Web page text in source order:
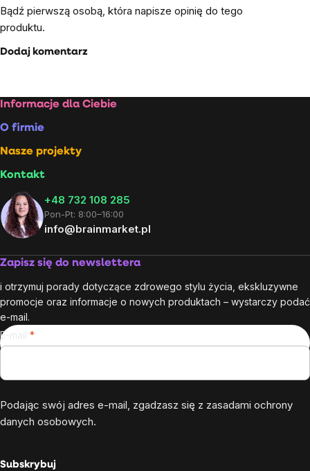
Bądź pierwszą osobą, która napisze opinię do tego
produktu.
Dodaj komentarz
Stopka
Informacje dla Ciebie
O firmie
Nasze projekty
Kontakt
+48 732 108 285
Pon-Pt: 8:00–16:00
info@brainmarket.pl
Zapisz się do newslettera
i otrzymuj porady dotyczące zdrowego stylu życia, ekskluzywne
promocje oraz informacje o nowych produktach – wystarczy podać
e-mail.
E-mail
Podając swój adres e-mail, zgadzasz się z zasadami ochrony
danych osobowych.
Subskrybuj